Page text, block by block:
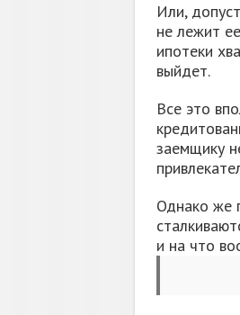
Или,
не лежит
ипотеки
выйдет.
Все это
заемщику
Однако же
и на что